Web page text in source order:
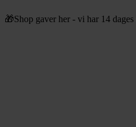
til
🎁Shop gaver her - vi har 14 dages